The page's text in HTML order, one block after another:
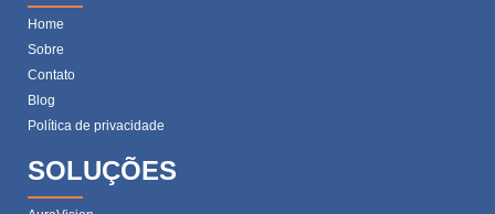
Home
Sobre
Contato
Blog
Política de privacidade
SOLUÇÕES